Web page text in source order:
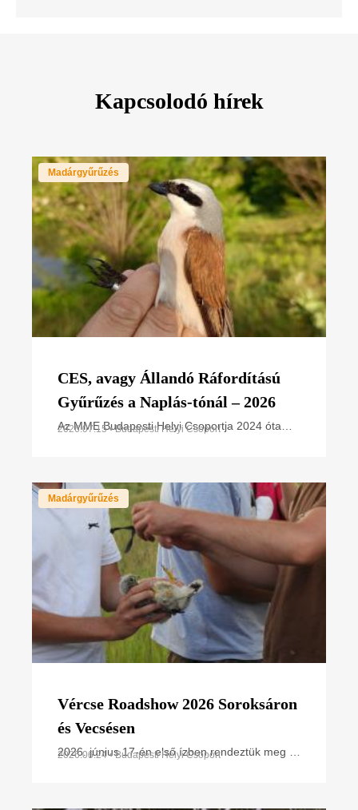
Kapcsolodó hírek
Madárgyűrűzés
CES, avagy Állandó Ráfordítású
Gyűrűzés a Naplás-tónál – 2026
Az MME Budapesti Helyi Csoportja 2024 óta
2026.07.15 • Budapesti Helyi Csoport
Madárgyűrűzés
Vércse Roadshow 2026 Soroksáron
és Vecsésen
2026. június 17-én első ízben rendeztük meg a
2026.06.24 • Budapesti Helyi Csoport